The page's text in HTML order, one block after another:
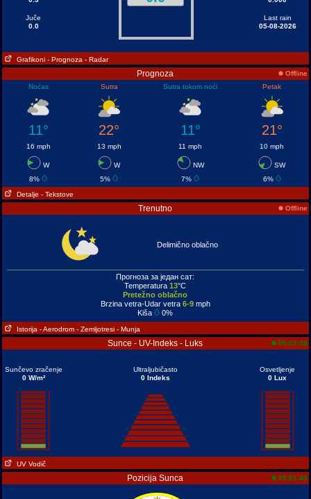
Juče
0.0
Last rain
05-08-2026
Grafikoni - Prognoza - Radar
Prognoza
Offline
Noćas
Sutra Sutra tokom noći Petak
11° 22° 11° 21°
16 mph 13 mph 11 mph 10 mph
W W NW
SW
8%
5% 7%
6%
Detalje - Tekstove
Trenutno Offline
Delimično oblačno
Прогноза за један сат:
Temperatura13°C
Pretežno oblačno
Brzina vetra-Udar vetra 6-9mph
Kiša
0%
Istorija - Aerodrom - Zemljotresi - Munja
Sunce - UV-Indeks - Luks 05:01:38
Sunčevo zračenje
0 W/m²
Ultraljubičasto
0 Indeks
Osvetljenje
0 Lux
UV Vodič
Pozicija Sunca 05:01:49